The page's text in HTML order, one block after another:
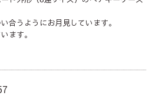
合うようにお月見しています。
ます。